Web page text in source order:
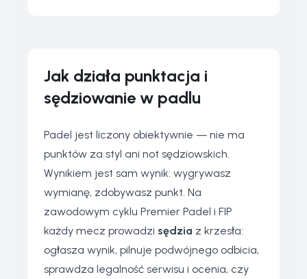
Jak działa punktacja i
sędziowanie w padlu
Padel jest liczony obiektywnie — nie ma
punktów za styl ani not sędziowskich.
Wynikiem jest sam wynik: wygrywasz
wymianę, zdobywasz punkt. Na
zawodowym cyklu Premier Padel i FIP
każdy mecz prowadzi sędzia z krzesła:
ogłasza wynik, pilnuje podwójnego odbicia,
sprawdza legalność serwisu i ocenia, czy